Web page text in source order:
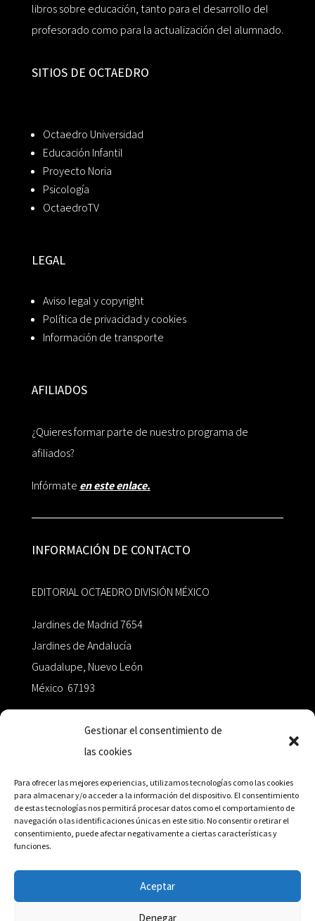
Gestionar el consentimiento de
las cookies
Para ofrecer las mejores experiencias, utilizamos tecnologías como las cookies
para almacenar y/o acceder a la información del dispositivo. El consentimiento
de estas tecnologías nos permitirá procesar datos como el comportamiento de
navegación o las identificaciones únicas en este sitio. No consentir o retirar el
consentimiento, puede afectar negativamente a ciertas características y
funciones.
Aceptar
Denegar
libros sobre educación, tanto para el desarrollo del
profesorado como para la actualización del alumnado.
SITIOS DE OCTAEDRO
Octaedro Universidad
Educación Infantil
Proyecto Noria
Psicología
OctaedroTV
LEGAL
Aviso legal y copyright
Política de privacidad y cookies
Información de transporte
AFILIADOS
¿Quieres formar parte de nuestro programa de
afiliados?
Infórmate en este enlace.
INFORMACIÓN DE CONTACTO
EDITORIAL OCTAEDRO DIVISIÓN MÉXICO
Jardines de Madrid 7654
Jardines de Andalucía
Guadalupe, Nuevo León
México 67193
+52 811.499.5638
RED DE DISTRIBUCIÓN